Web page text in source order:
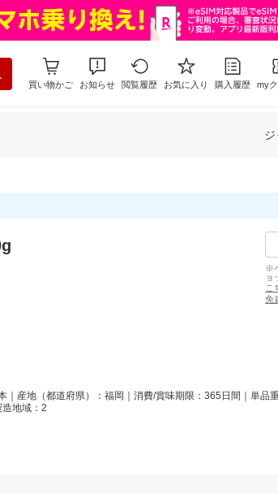
買い物かご お知らせ 閲覧履歴 お気に入り 購入履歴 my
※
ョ
こ
免
産地（都道府県）：福岡｜消費/賞味期限：365日間｜単品
地域：2